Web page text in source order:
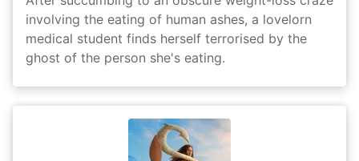
involving the eating of human ashes, a lovelorn
medical student finds herself terrorised by the
ghost of the person she's eating.